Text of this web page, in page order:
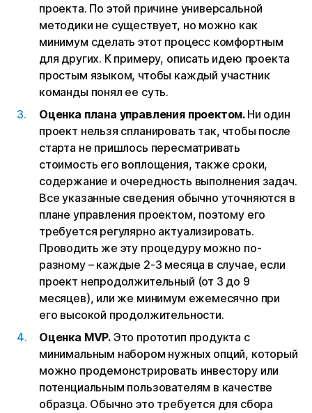
проекта. По этой причине универсальной
методики не существует, но можно как
минимум сделать этот процесс комфортным
для других. К примеру, описать идею проекта
простым языком, чтобы каждый участник
команды понял ее суть.
Оценка плана управления проектом. Ни один
проект нельзя спланировать так, чтобы после
старта не пришлось пересматривать
стоимость его воплощения, также сроки,
содержание и очередность выполнения задач.
Все указанные сведения обычно уточняются в
плане управления проектом, поэтому его
требуется регулярно актуализировать.
Проводить же эту процедуру можно по-
разному – каждые 2-3 месяца в случае, если
проект непродолжительный (от 3 до 9
месяцев), или же минимум ежемесячно при
его высокой продолжительности.
Оценка MVP. Это прототип продукта с
минимальным набором нужных опций, который
можно продемонстрировать инвестору или
потенциальным пользователям в качестве
образца. Обычно это требуется для сбора